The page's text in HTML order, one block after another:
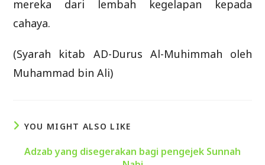
mereka dari lembah kegelapan kepada
cahaya.
(Syarah kitab AD-Durus Al-Muhimmah oleh
Muhammad bin Ali)
YOU MIGHT ALSO LIKE
Adzab yang disegerakan bagi pengejek Sunnah